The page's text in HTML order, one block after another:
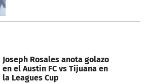
Joseph Rosales anota golazo
en el Austin FC vs Tijuana en
la Leagues Cup